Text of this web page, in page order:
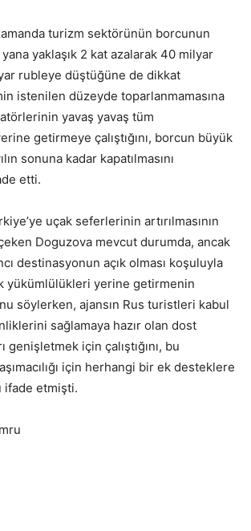
turizm sektörünün borcunun
yaklaşık 2 kat azalarak 40 milyar
rubleye düştüğüne de dikkat
istenilen düzeyde toparlanmamasına
yavaş yavaş tüm
getirmeye çalıştığını, borcun büyük
sonuna kadar kapatılmasını
etti.
uçak seferlerinin artırılmasının
Doguzova mevcut durumda, ancak
destinasyonun açık olması koşuluyla
yükümlülükleri yerine getirmenin
söylerken, ajansın Rus turistleri kabul
sağlamaya hazır olan dost
genişletmek için çalıştığını, bu
için herhangi bir ek desteklere
ifade etmişti.